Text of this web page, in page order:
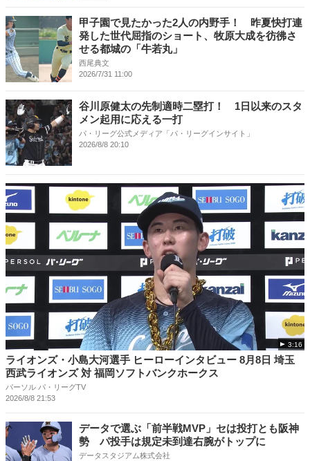
甲子園で見たかった2人の内野手！ 昨夏快打連
発した世代屈指のショート、牧原大成を彷彿さ
せる都城の「牛若丸」
西尾典文
2026/7/31 11:00
谷川原健太の先制適時二塁打！ 1日以来のスタ
メン起用に応える一打
パ・リーグ公式メディア「パ・リーグインサイト」
2026/8/8 20:10
3:16
ライオンズ・小島大河選手 ヒーローインタビュー 8月8日 埼玉
西武ライオンズ 対 福岡ソフトバンクホークス
パーソル パ・リーグTV
2026/8/8 21:53
データで選ぶ「前半戦MVP」セは投打とも阪神
勢 パ投手は規定未到達右腕がトップに
データスタジアム株式会社